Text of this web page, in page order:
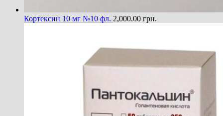
Кортексин 10 мг №10 фл. 2,000.00 грн.